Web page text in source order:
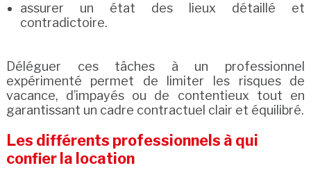
assurer un état des lieux détaillé et
contradictoire.
Déléguer ces tâches à un professionnel
expérimenté permet de limiter les risques de
vacance, d’impayés ou de contentieux tout en
garantissant un cadre contractuel clair et équilibré.
Les différents professionnels à qui
confier la location